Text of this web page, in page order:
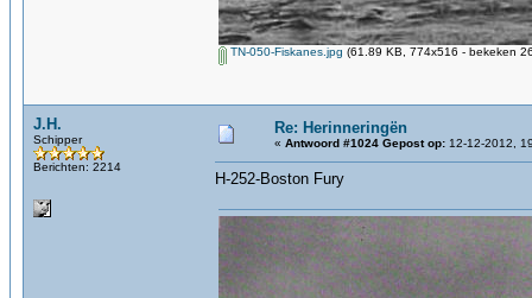
TN-050-Fiskanes.jpg (61.89 KB, 774x516 - bekeken
J.H.
Schipper
Berichten: 2214
Re: Herinneringën
« Antwoord #1024 Gepost op: 12-12-2012,
H-252-Boston Fury